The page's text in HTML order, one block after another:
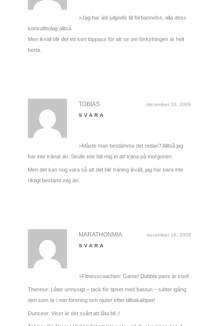
>Jag har ätit julgodis till förbannelse, alla dess
konsultbolag alltså.
Men ikväll blir det ett kort löppass för att se om förkylningen är helt
borta.
december 16, 2009
TOBIAS
SVARA
>Måste man bestämma det redan? Alltså jag
har inte tränat än. Skulle inte fall mig in att träna på morgonen.
Men det kan nog vara så att det blir träning ikväll, jag har bara inte
riktigt bestämt mig än.
december 16, 2009
MARATHONMIA
SVARA
>Fitnesscoachen: Game! Dubbla pass är cool!
Therese: Låter urmysigt – tack för tipset med bastun – sätter igång
den som är i min förening och njuter efter tillbakalöpet!
Dunceor: Visst är det svårt att låta bli :/